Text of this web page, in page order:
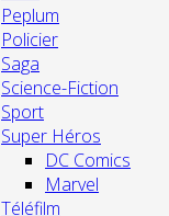
Peplum
Policier
Saga
Science-Fiction
Sport
Super Héros
DC Comics
Marvel
Téléfilm